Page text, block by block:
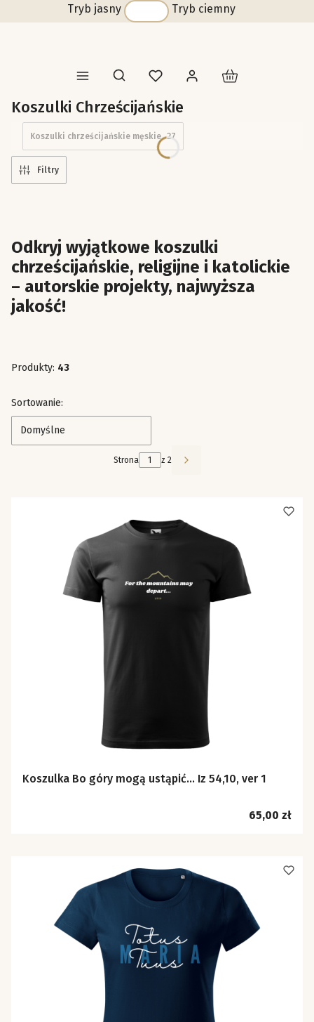
Tryb jasny Tryb ciemny
Otwórz wyszukiwarkę Produkty w
Koszulki Chrześcijańskie
Koszulki chrześcijańskie męskie 27
Filtry
Odkryj wyjątkowe koszulki
chrześcijańskie, religijne i katolickie
– autorskie projekty, najwyższa
jakość!
Produkty: 43
Lista produktów
Sortowanie:
Domyślne
Strona z 2 Następne produkty
Koszulka Bo góry mogą ustąpić… Iz 54,10, ver 1
Cena
65,00 zł